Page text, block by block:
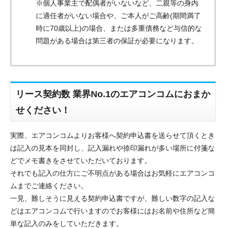
※個人事業主で配偶者がいないなど、二親等の身内
に適任者がいない場合や、ご本人がご高齢(期間満了
時に70歳以上)の場合、または多重債務など与信的な
問題がある場合は第三者の保証が必要になります。
リース契約数 業界No.1のエアコンコムにおまか
せください！
実際、エアコンコムよりお客様へ契約申込書を送らせて頂くとき
は記入の見本を同封し、記入漏れや捺印漏れが多い場所に付箋な
どでメモ書きをさせていただいております。
それでも記入の仕方にご不明点がある場合はお気軽にエアコンコ
ムまでご連絡ください。
一見、難しそうに見える契約申込書ですが、難しい数字の記入な
どはエアコンコムで行いますのでお客様にはお名前や住所など簡
単な記入のみをしていただきます。
メッセージ
(ご選択ください)
お電話